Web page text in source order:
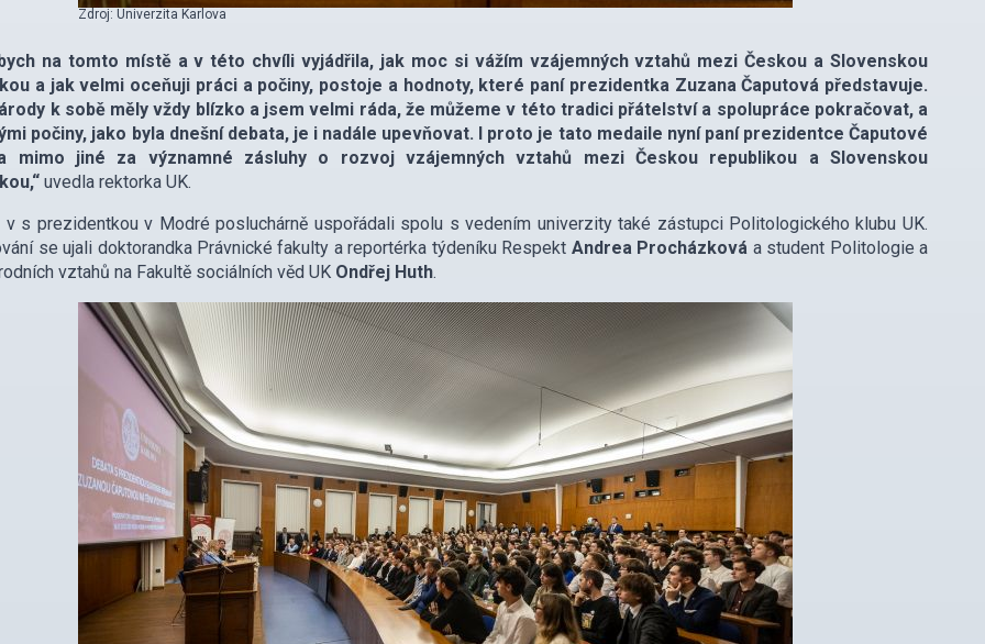
Zdroj: Univerzita Karlova
bych na tomto místě a v této chvíli vyjádřila, jak moc si vážím vzájemných vztahů mezi Českou a Slovenskou
a jak velmi oceňuji práci a počiny, postoje a hodnoty, které paní prezidentka Zuzana Čaputová představuje.
k sobě měly vždy blízko a jsem velmi ráda, že můžeme v této tradici přátelství a spolupráce pokračovat, a
počiny, jako byla dnešní debata, je i nadále upevňovat. I proto je tato medaile nyní paní prezidentce Čaputové
mimo jiné za významné zásluhy o rozvoj vzájemných vztahů mezi Českou republikou a Slovenskou
uvedla rektorka UK.
v s prezidentkou v Modré posluchárně uspořádali spolu s vedením univerzity také zástupci Politologického klubu UK.
se ujali doktorandka Právnické fakulty a reportérka týdeníku Respekt Andrea Procházková a student Politologie a
vztahů na Fakultě sociálních věd UK Ondřej Huth.